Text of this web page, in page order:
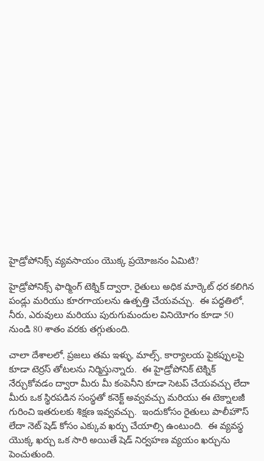
హైడ్రోపోనిక్స్ వ్యవసాయం యొక్క ప్రయోజనం ఏమిటి?
హైడ్రోపోనిక్స్ ఫార్మింగ్ టెక్నిక్ ద్వారా, రైతులు అధిక మార్కెట్ ధర కలిగిన
పండ్లు మరియు కూరగాయలను ఉత్పత్తి చేయవచ్చు. ఈ పద్ధతిలో,
నీరు, ఎరువులు మరియు పురుగుమందుల వినియోగం కూడా 50
నుండి 80 శాతం వరకు తగ్గుతుంది.
చాలా దేశాలలో, ప్రజలు తమ ఇళ్ళు, మాల్స్, కార్యాలయ పైకప్పులపై
కూడా టెర్రస్ తోటలను నిర్మిస్తున్నారు. ఈ హైడ్రోపోనిక్ టెక్నిక్
నేర్చుకోవడం ద్వారా మీరు మీ కంపెనీని కూడా సెటప్ చేయవచ్చు లేదా
మీరు ఒక స్థిరపడిన సంస్థతో కనెక్ట్ అవ్వవచ్చు మరియు ఈ టెక్నాలజీ
గురించి ఇతరులకు శిక్షణ ఇవ్వవచ్చు. ఇందుకోసం రైతులు పాలీహౌస్
లేదా నెట్ షెడ్ కోసం ఎక్కువ ఖర్చు చేయాల్సి ఉంటుంది. ఈ వ్యవస్థ
యొక్క ఖర్చు ఒక సారి అయితే షెడ్ నిర్వహణ వ్యయం ఖర్చును
పెంచుతుంది.